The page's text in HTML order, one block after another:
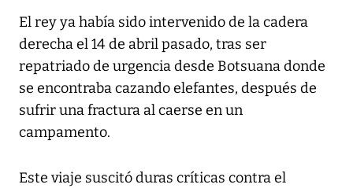
El rey ya había sido intervenido de la cadera
derecha el 14 de abril pasado, tras ser
repatriado de urgencia desde Botsuana donde
se encontraba cazando elefantes, después de
sufrir una fractura al caerse en un
campamento.
Este viaje suscitó duras críticas contra el